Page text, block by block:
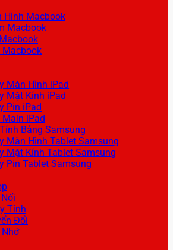
Hình Macbook
Macbook
Màn Hình iPad
Mặt Kính iPad
Pin iPad
Main iPad
Bảng Samsung
Màn Hình Tablet Samsung
Mặt Kính Tablet Samsung
Pin Tablet Samsung
Tính
Đổi
Nhớ